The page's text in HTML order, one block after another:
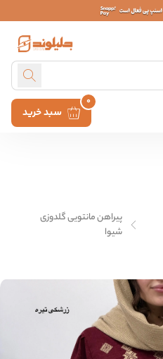
سبد خرید
0
پیراهن مانتویی گلدوزی
شیوا